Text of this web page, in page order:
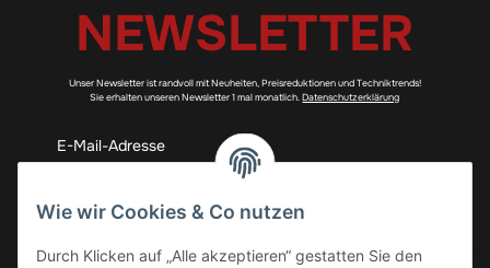
NEWSLETTER
Unser Newsletter ist randvoll mit Neuheiten, Preisreduktionen und Techniktrends!
Sie erhalten unseren Newsletter 1 mal monatlich.Datenschutzerklärung
Abonnieren
Wie wir Cookies & Co nutzen
Durch Klicken auf „Alle akzeptieren“ gestatten Sie den